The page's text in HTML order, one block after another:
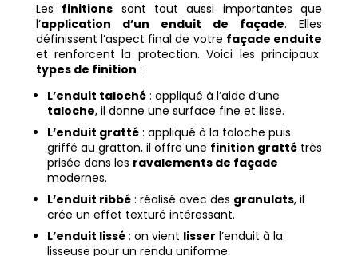
Les finitions sont tout aussi importantes que
l’application d’un enduit de façade. Elles
définissent l’aspect final de votre façade enduite
et renforcent la protection. Voici les principaux
types de finition :
L’enduit taloché: appliqué à l’aide d’une
taloche, il donne une surface fine et lisse.
L’enduit gratté: appliqué à la taloche puis
griffé au gratton, il offre une finition grattétrès
prisée dans les ravalements de façade
modernes.
L’enduit ribbé: réalisé avec des granulats, il
crée un effet texturé intéressant.
L’enduit lissé: on vient lisser l’enduit à la
lisseuse pour un rendu uniforme.